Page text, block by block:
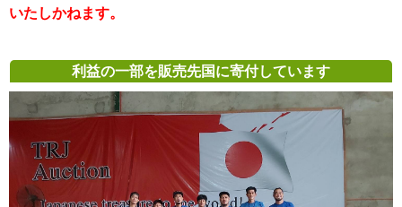
いたしかねます。
利益の一部を販売先国に寄付しています